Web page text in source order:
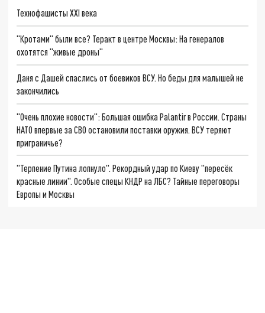
Технофашисты XXI века
"Кротами" были все? Теракт в центре Москвы: На генералов
охотятся "живые дроны"
Даня с Дашей спаслись от боевиков ВСУ. Но беды для малышей не
закончились
"Очень плохие новости": Большая ошибка Palantir в России. Страны
НАТО впервые за СВО остановили поставки оружия. ВСУ теряют
приграничье?
"Терпение Путина лопнуло". Рекордный удар по Киеву "пересёк
красные линии". Особые спецы КНДР на ЛБС? Тайные переговоры
Европы и Москвы